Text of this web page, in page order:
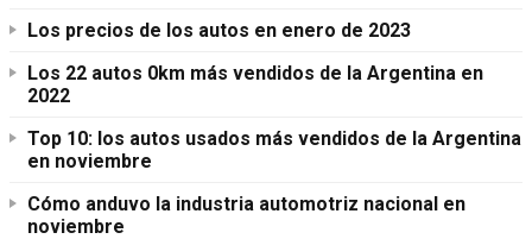
Los precios de los autos en enero de 2023
Los 22 autos 0km más vendidos de la Argentina en
2022
Top 10: los autos usados más vendidos de la Argentina
en noviembre
Cómo anduvo la industria automotriz nacional en
noviembre